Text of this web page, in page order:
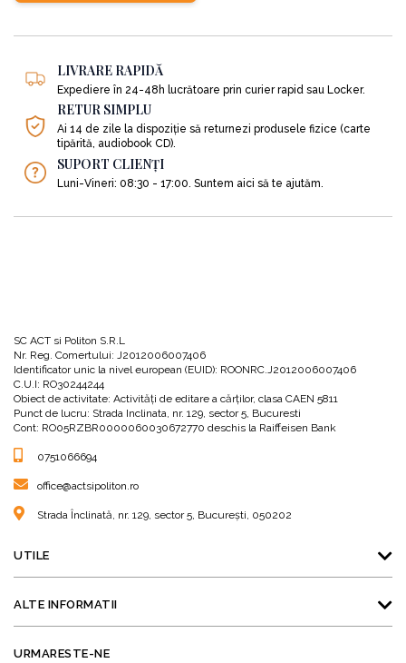
LIVRARE RAPIDĂ
Expediere în 24-48h lucrătoare prin curier rapid sau Locker.
RETUR SIMPLU
Ai 14 de zile la dispoziție să returnezi produsele fizice (carte
tipărită, audiobook CD).
SUPORT CLIENȚI
Luni-Vineri: 08:30 - 17:00. Suntem aici să te ajutăm.
SC ACT si Politon S.R.L
Nr. Reg. Comertului: J2012006007406
Identificator unic la nivel european (EUID): ROONRC.J2012006007406
C.U.I: RO30244244
Obiect de activitate: Activităţi de editare a cărţilor, clasa CAEN 5811
Punct de lucru: Strada Inclinata, nr. 129, sector 5, Bucuresti
Cont: RO05RZBR0000060030672770 deschis la Raiffeisen Bank
0751066694
office@actsipoliton.ro
Strada Înclinată, nr. 129, sector 5, București, 050202
UTILE
ALTE INFORMATII
URMARESTE-NE